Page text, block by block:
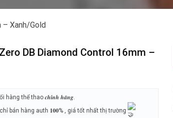
– Xanh/Gold
DB Diamond Control 16mm –
hàng thể thao 𝒄𝒉𝒊́𝒏𝒉 𝒉𝒂̃𝒏𝒈.
bán hàng auth 𝟏𝟎𝟎% , giá tốt nhất thị trường